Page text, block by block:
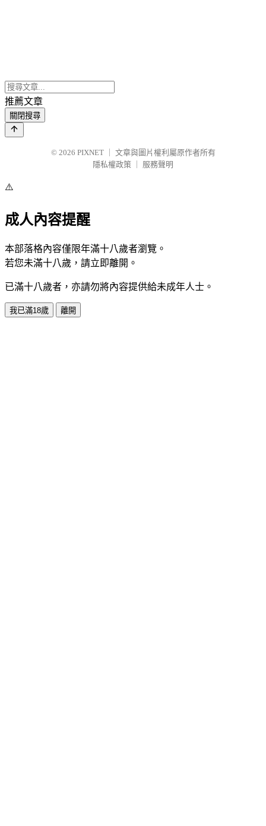
推薦文章
關閉搜尋
© 2026 PIXNET
文章與圖片權利屬原作者所有
隱私權政策
服務聲明
⚠️
成人內容提醒
本部落格內容僅限年滿十八歲者瀏覽。
若您未滿十八歲，請立即離開。
已滿十八歲者，亦請勿將內容提供給未成年人士。
我已滿18歲 離開